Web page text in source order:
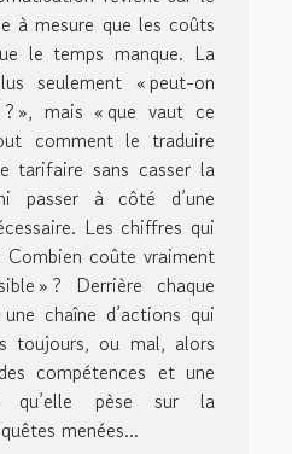
à mesure que les coûts
le temps manque. La
seulement « peut-on
», mais « que vaut ce
comment le traduire
tarifaire sans casser la
passer à côté d’une
Les chiffres qui
coûte vraiment
» ? Derrière chaque
chaîne d’actions qui
toujours, ou mal, alors
compétences et une
qu’elle pèse sur la
menées...